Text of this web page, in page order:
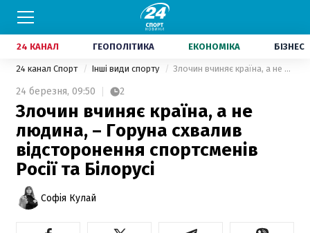
24 КАНАЛ ГЕОПОЛІТИКА ЕКОНОМІКА БІЗНЕС
24 канал Спорт Інші види спорту Злочин вчиняє країна, а не людина, – Горуна схвалив відсторонення спортсменів Росії та Білорусі
24 березня, 09:50 2
Злочин вчиняє країна, а не
людина, – Горуна схвалив
відсторонення спортсменів
Росії та Білорусі
Софія Кулай